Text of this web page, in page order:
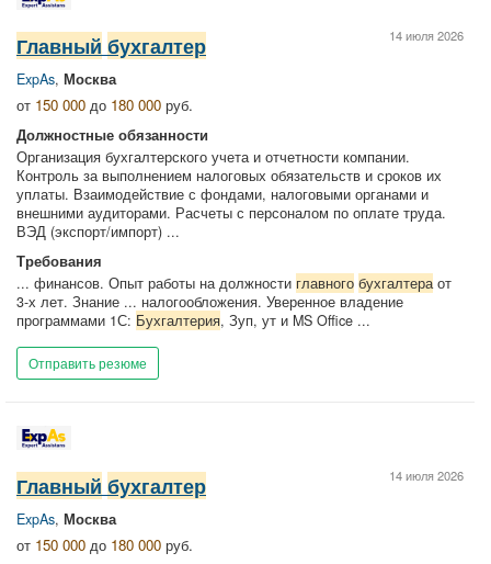
14 июля 2026
Главный бухгалтер
ExpAs, Москва
от 150 000 до 180 000 руб.
Должностные обязанности
Организация бухгалтерского учета и отчетности компании.
Контроль за выполнением налоговых обязательств и сроков их
уплаты. Взаимодействие с фондами, налоговыми органами и
внешними аудиторами. Расчеты с персоналом по оплате труда.
ВЭД (экспорт/импорт) ...
Требования
... финансов. Опыт работы на должности главного бухгалтераот
3-х лет. Знание ... налогообложения. Уверенное владение
программами 1С: Бухгалтерия, Зуп, ут и MS Office ...
Отправить резюме
14 июля 2026
Главный бухгалтер
ExpAs, Москва
от 150 000 до 180 000 руб.